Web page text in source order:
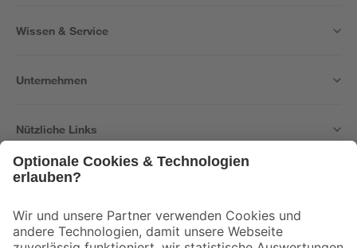
Wissen & Service
Unternehmen
Nützliche Links
Der toom Newsletter: Keine Angebote und Aktionen mehr verpassen!